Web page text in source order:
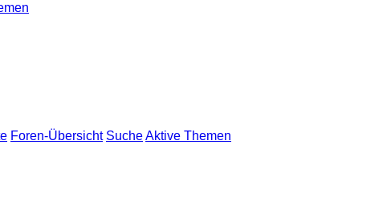
Foren-Übersicht SucheAktive Themen